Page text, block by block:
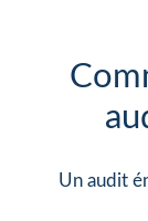
Un audit